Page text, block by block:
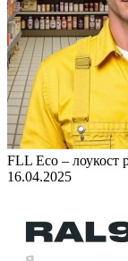
FLL Eco – лоукост
16.04.2025